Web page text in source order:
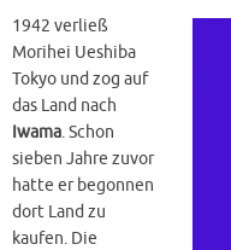
1942 verließ
Morihei Ueshiba
Tokyo und zog auf
das Land nach
Iwama. Schon
sieben Jahre zuvor
hatte er begonnen
dort Land zu
kaufen. Die